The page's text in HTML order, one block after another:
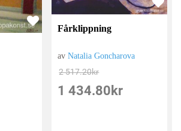
Fårklippning
avNatalia Goncharova
2 517.20kr
1 434.80 kr